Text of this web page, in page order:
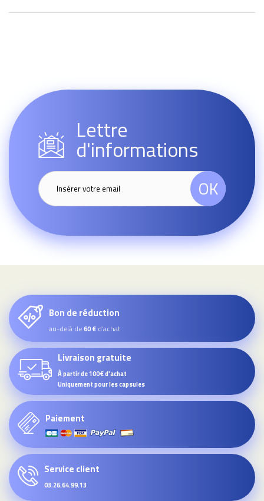
Lettre
d'informations
OK
Bon de réduction
au-delà de60 € d’achat
Livraison gratuite
À partir de 100€ d'achat
Uniquement pour les capsules
Paiement
Service client
03.26.64.99.13